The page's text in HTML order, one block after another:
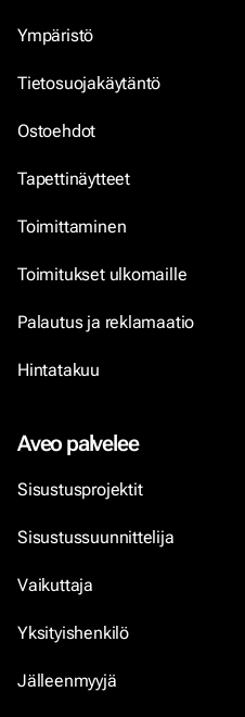
Ympäristö
Tietosuojakäytäntö
Ostoehdot
Tapettinäytteet
Toimittaminen
Toimitukset ulkomaille
Palautus ja reklamaatio
Hintatakuu
Aveo palvelee
Sisustusprojektit
Sisustussuunnittelija
Vaikuttaja
Yksityishenkilö
Jälleenmyyjä